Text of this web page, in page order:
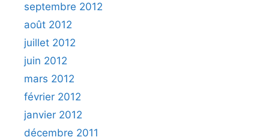
septembre 2012
août 2012
juillet 2012
juin 2012
mars 2012
février 2012
janvier 2012
décembre 2011